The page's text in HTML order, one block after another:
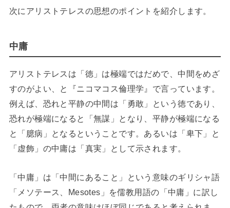
次にアリストテレスの思想のポイントを紹介します。
中庸
アリストテレスは「徳」は極端ではだめで、中間をめざ
すのがよい、と『ニコマコス倫理学』で言っています。
例えば、恐れと平静の中間は「勇敢」という徳であり、
恐れが極端になると「無謀」となり、平静が極端になる
と「臆病」となるということです。あるいは「卑下」と
「虚飾」の中庸は「真実」として示されます。
「中庸」は「中間にあること」という意味のギリシャ語
「メソテース、Mesotes」を儒教用語の「中庸」に訳し